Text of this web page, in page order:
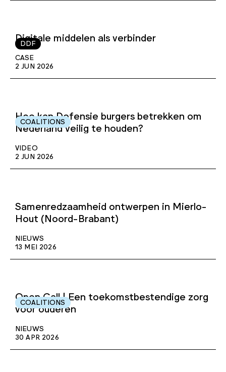
DDF
Digitale middelen als verbinder
CASE
2 JUN 2026
COALITIONS
Hoe kan Defensie burgers betrekken om
Nederland veilig te houden?
VIDEO
2 JUN 2026
Samenredzaamheid ontwerpen in Mierlo-
Hout (Noord-Brabant)
NIEUWS
13 MEI 2026
COALITIONS
Open Call | Een toekomstbestendige zorg
voor ouderen
NIEUWS
30 APR 2026